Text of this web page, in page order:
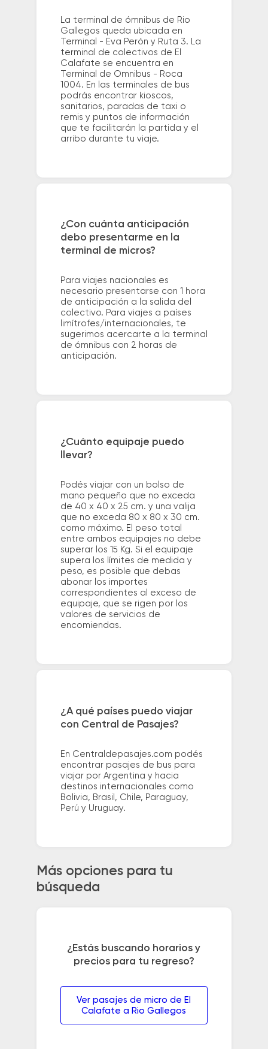
La terminal de ómnibus de Rio
Gallegos queda ubicada en
Terminal - Eva Perón y Ruta 3. La
terminal de colectivos de El
Calafate se encuentra en
Terminal de Omnibus - Roca
1004. En las terminales de bus
podrás encontrar kioscos,
sanitarios, paradas de taxi o
remis y puntos de información
que te facilitarán la partida y el
arribo durante tu viaje.
¿Con cuánta anticipación
debo presentarme en la
terminal de micros?
Para viajes nacionales es
necesario presentarse con 1 hora
de anticipación a la salida del
colectivo. Para viajes a países
limítrofes/internacionales, te
sugerimos acercarte a la terminal
de ómnibus con 2 horas de
anticipación.
¿Cuánto equipaje puedo
llevar?
Podés viajar con un bolso de
mano pequeño que no exceda
de 40 x 40 x 25 cm. y una valija
que no exceda 80 x 80 x 30 cm.
como máximo. El peso total
entre ambos equipajes no debe
superar los 15 Kg. Si el equipaje
supera los límites de medida y
peso, es posible que debas
abonar los importes
correspondientes al exceso de
equipaje, que se rigen por los
valores de servicios de
encomiendas.
¿A qué países puedo viajar
con Central de Pasajes?
En Centraldepasajes.com podés
encontrar pasajes de bus para
viajar por Argentina y hacia
destinos internacionales como
Bolivia, Brasil, Chile, Paraguay,
Perú y Uruguay.
Más opciones para tu
búsqueda
¿Estás buscando horarios y
precios para tu regreso?
Ver pasajes de micro de El
Calafate a Rio Gallegos